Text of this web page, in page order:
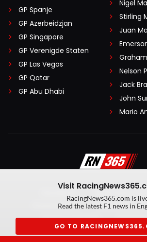
GP Spanje
GP Azerbeidzjan
GP Singapore
GP Verenigde Staten
GP Las Vegas
GP Qatar
GP Abu Dhabi
Nigel
Stirling
Juan
Nelson
Jack
John
Mario
Algemene
Privacy Policy
Created by On
Privacy manager
Visit
RacingNews365.com is
Read the latest F1 news in
GO TO